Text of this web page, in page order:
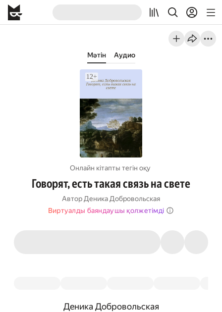
Мәтін Аудио
Онлайн кітапты тегін оқу
Говорят, есть такая связь на свете
Автор Деника Добровольская
Виртуалды баяндаушы қолжетімді
Деника Добровольская